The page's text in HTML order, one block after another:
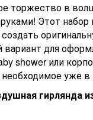
торжество в
Этот набор
для
shower или
уже в
гирлянда